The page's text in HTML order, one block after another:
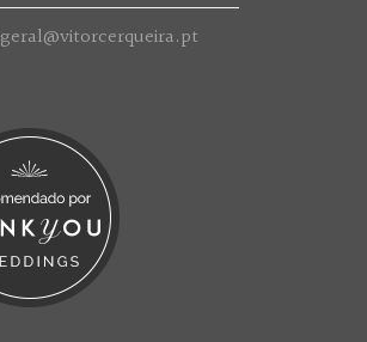
geral@vitorcerqueira.pt